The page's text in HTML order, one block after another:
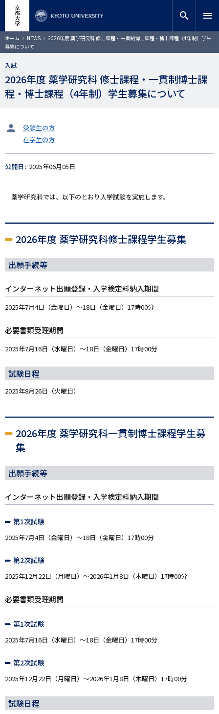
コ
ン
テ
ン
に
移
サイト内検索
検索
search menu
ホーム NEWS
2026年度 薬学研究科 修士課程・一貫制博士課程・博士課程（4年制）学生
募集について
入試
2026年度 薬学研究科 修士課程・一貫制博士課
程・博士課程（4年制）学生募集について
タ
ッ
ト
受験生の方
在学生の方
公開日 2025年06月05日
薬学研究科では、以下のとおり入学試験を実施します。
2026年度 薬学研究科修士課程学生募集
出願手続等
インターネット出願登録・入学検定料納入期間
2025年7月4日（金曜日）～18日（金曜日）17時00分
必要書類受理期間
2025年7月16日（水曜日）～18日（金曜日）17時00分
試験日程
2025年8月26日（火曜日）
2026年度 薬学研究科一貫制博士課程学生募
集
出願手続等
インターネット出願登録・入学検定料納入期間
第1次試験
2025年7月4日（金曜日）～18日（金曜日）17時00分
第2次試験
2025年12月22日（月曜日）～2026年1月8日（木曜日）17時00分
必要書類受理期間
第1次試験
2025年7月16日（水曜日）～18日（金曜日）17時00分
第2次試験
2025年12月22日（月曜日）～2026年1月8日（木曜日）17時00分
試験日程